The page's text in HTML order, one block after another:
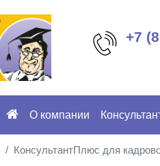
+7
О компании
КонсультантПлюс для